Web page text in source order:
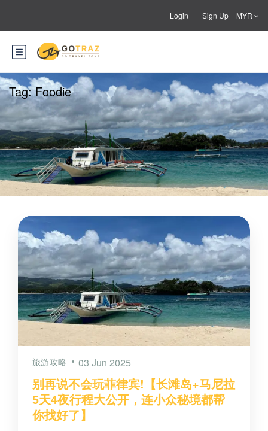
Login Sign Up MYR
Tag:Foodie
旅游攻略 03 Jun 2025
别再说不会玩菲律宾!【长滩岛+马尼拉
5天4夜行程大公开，连小众秘境都帮
你找好了】